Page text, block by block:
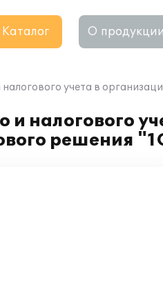
Каталог О продукции
учета в
и налогового
решения